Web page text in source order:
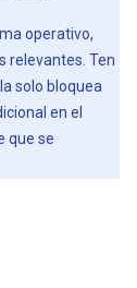
operativo,
relevantes. Ten
solo bloquea
en el
que se